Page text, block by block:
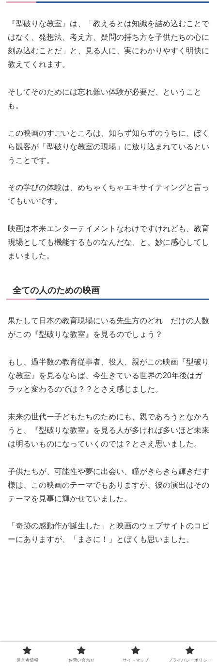
『型破りな教室』は、「教えるとは知識を詰め込むことで
はなく、発想法、考え方、疑問の持ち方を子供たちの心に
刻み込むことだ」と、見る人に、実にわかりやすく明快に
教えてくれます。
そしてそのためには忘れ難い体験が必要だ、ということ
も。
この映画のすごいところは、知らず知らずのうちに、ぼく
ら観客が「型破りな教室の現場」に放り込まれているとい
うことです。
その学びの体験は、めちゃくちゃエキサイティングと言っ
てもいいです。
映画は本来エンターテイメントなわけですけれども、教育
現場としても機能するものなんだな、と、妙に感心してし
まいました。
全ての人のための映画
果たして日本の教育現場にいる先生方のどれ゚だけの人数
がこの『型破りな教室』を見るのでしょう？
もし、過半数の教育従事者、役人、親がこの映画『型破り
な教室』を見るならば、今生きている世界の20年後はガ
ラッと変わるのでは？？とさえ感じました。
未来の世代ー子どもたちのためにも、親であろうとなかろ
うと、『型破りな教室』を見る人が多ければ多いほど未来
は明るいものになっていくのでは？とさえ思いました。
子供たちが、可能性や夢に出会い、瞳がきらきら輝きだす
様は、この映画のテーマでもありますが、彼の演出はその
テーマを見事に輝かせていました。
「奇跡の感動作が誕生した」と映画のウェブサイトのコピ
ーにありますが、「まさに！」とぼくも思いました。
運営者情報 お問い合わせ サイトマップ プライバシーポリシー